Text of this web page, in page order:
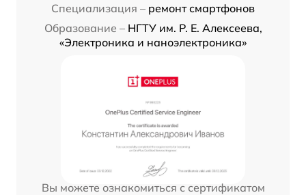
Специализация – ремонт смартфонов
Образование – НГТУ им. Р. Е. Алексеева,
«Электроника и наноэлектроника»
Вы можете ознакомиться с сертификатом